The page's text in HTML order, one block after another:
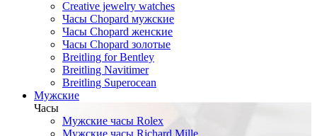
Creative jewelry watches
Часы Chopard мужские
Часы Сhopard женские
Часы Сhopard золотые
Breitling for Bentley
Breitling Navitimer
Breitling Superocean
Мужские
Часы
Мужские часы Rolex